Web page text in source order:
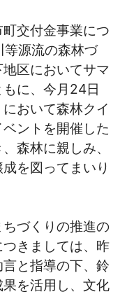
交付金事業につ
等源流の森林づ
区においてサマ
に、今月24日
おいて森林クイ
ントを開催した
森林に親しみ、
を図ってまいり
づくりの推進の
きましては、昨
と指導の下、鈴
を活用し、文化